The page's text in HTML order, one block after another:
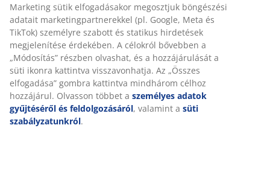
Marketing sütik elfogadásakor megosztjuk böngészési
adatait marketingpartnerekkel (pl. Google, Meta és
TikTok) személyre szabott és statikus hirdetések
megjelenítése érdekében. A célokról bővebben a
„Módosítás” részben olvashat, és a hozzájárulását a
süti ikonra kattintva visszavonhatja. Az „Összes
elfogadása” gombra kattintva mindhárom célhoz
hozzájárul. Olvasson többet a személyes adatok
gyűjtéséről és feldolgozásáról, valamint a süti
szabályzatunkról.